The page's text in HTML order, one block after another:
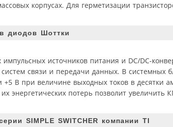
корпусах. Для герметизации
диодов Шоттки
источников питания и DC/DC-
связи и передачи данных. В системных
В при величине выходных токов в десятки
энергетических потерь позволит увеличить
SIMPLE SWITCHER компании TI